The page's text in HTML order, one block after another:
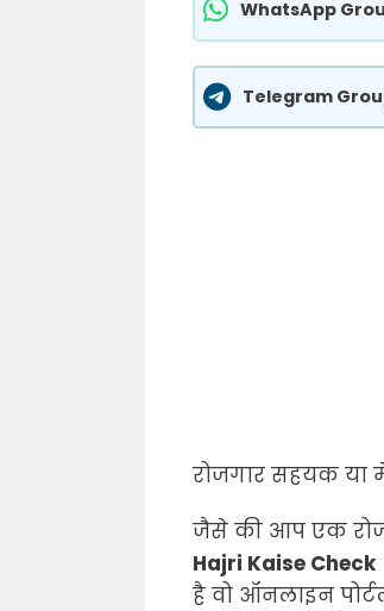
WhatsApp
Telegram
रोजगार सहयक या
जैसे की आप एक
Hajri Kaise Check
है वो ऑनलाइन